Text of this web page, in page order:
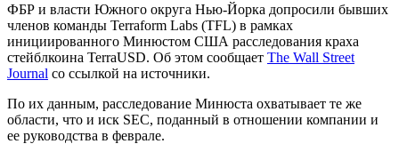
ФБР и власти Южного округа Нью-Йорка допросили бывших
членов команды Terraform Labs (TFL) в рамках
инициированного Минюстом США расследования краха
стейблкоина TerraUSD. Об этом сообщает The Wall Street
Journal со ссылкой на источники.
По их данным, расследование Минюста охватывает те же
области, что и иск SEC, поданный в отношении компании и
ее руководства в феврале.